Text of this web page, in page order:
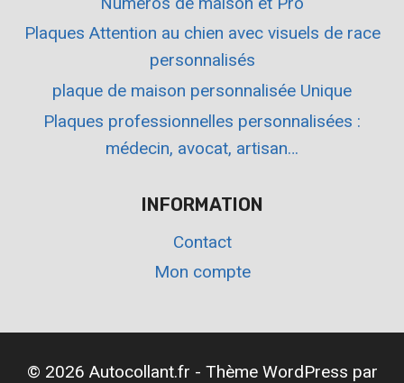
Plaques Attention au chien avec visuels de race
personnalisés
plaque de maison personnalisée Unique
Plaques professionnelles personnalisées :
médecin, avocat, artisan…
INFORMATION
Contact
Mon compte
© 2026 Autocollant.fr - Thème WordPress par